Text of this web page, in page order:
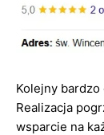
Kolejny bardzo
Realizacja
wsparcie na